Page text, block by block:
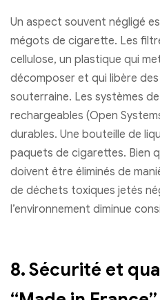
Un aspect souvent négligé
mégots de cigarette. Les
cellulose, un plastique qui
décomposer et qui libère des
souterraine. Les systèmes
rechargeables (Open
durables. Une bouteille de
paquets de cigarettes. Bien
doivent être éliminés de
de déchets toxiques jetés
l’environnement diminue
8. Sécurité et